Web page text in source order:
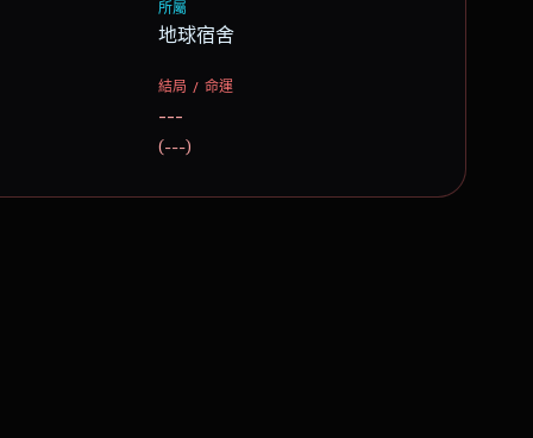
所屬
地球宿舍
結局 / 命運
---
(---)